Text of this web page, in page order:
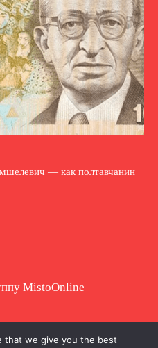
— как полтавчанин
MistoOnline
материала
that we give you the best